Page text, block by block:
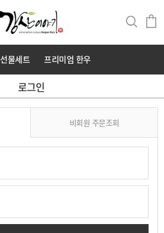
선물세트 프리미엄 한우
커뮤니티
로그인
비회원 주문조회